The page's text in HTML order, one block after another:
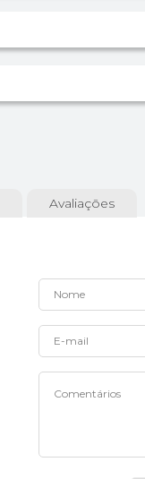
Avaliações